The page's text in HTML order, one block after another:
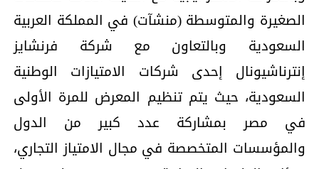
الصغيرة والمتوسطة (منشآت) في المملكة العربية
السعودية وبالتعاون مع شركة فرنشايز
إنترناشيونال إحدى شركات الامتيازات الوطنية
السعودية، حيث يتم تنظيم المعرض للمرة الأولى
في مصر بمشاركة عدد كبير من الدول
والمؤسسات المتخصصة في مجال الامتياز التجاري،